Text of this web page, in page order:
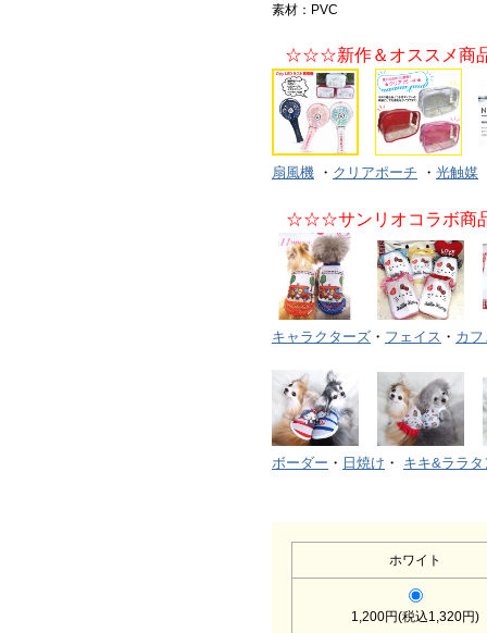
素材：PVC
☆☆☆新作＆オススメ商
扇風機 ・ クリアポーチ ・ 光触媒
☆☆☆サンリオコラボ
キャラクターズ ・ フェイス ・ カ
ボーダー ・ 日焼け ・ キキ&ララタ
ホワイト
1,200円(税込1,320円)